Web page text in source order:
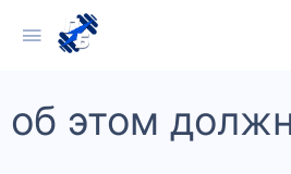
об этом